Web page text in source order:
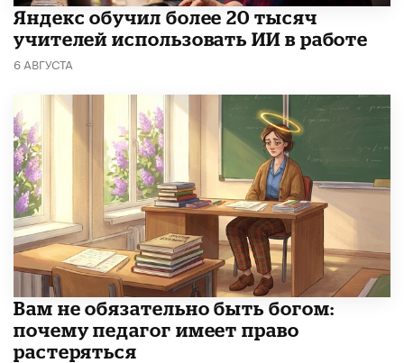
​Яндекс обучил более 20 тысяч
учителей использовать ИИ в работе
6 АВГУСТА
​Вам не обязательно быть богом:
почему педагог имеет право
растеряться